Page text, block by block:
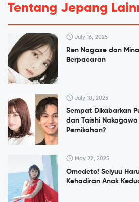
Tentang Jepang
July 16, 2025
Ren Nagase dan
Berpacaran
July 10, 2025
Sempat Dikabarkan
dan Taishi
Pernikahan?
May 22, 2025
Omedeto! Seiyuu
Kehadiran Anak